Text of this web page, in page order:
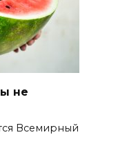
не
Всемирный